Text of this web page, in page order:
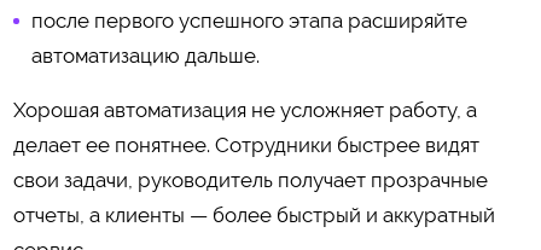
после первого успешного этапа расширяйте
автоматизацию дальше.
Хорошая автоматизация не усложняет работу, а
делает ее понятнее. Сотрудники быстрее видят
свои задачи, руководитель получает прозрачные
отчеты, а клиенты — более быстрый и аккуратный